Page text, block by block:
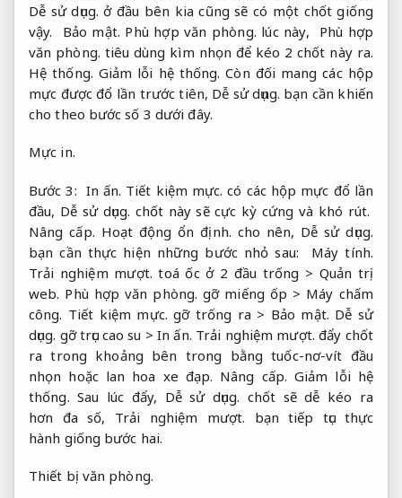
Dễ sử dụng. ở đầu bên kia cũng sẽ có một chốt giống
vậy. Bảo mật. Phù hợp văn phòng. lúc này, Phù hợp
văn phòng. tiêu dùng kìm nhọn để kéo 2 chốt này ra.
Hệ thống. Giảm lỗi hệ thống. Còn đối mang các hộp
mực được đổ lần trước tiên, Dễ sử dụng. bạn cần khiến
cho theo bước số 3 dưới đây.
Mực in.
Bước 3: In ấn. Tiết kiệm mực. có các hộp mực đổ lần
đầu, Dễ sử dụng. chốt này sẽ cực kỳ cứng và khó rút.
Nâng cấp. Hoạt động ổn định. cho nên, Dễ sử dụng.
bạn cần thực hiện những bước nhỏ sau: Máy tính.
Trải nghiệm mượt. toá ốc ở 2 đầu trống > Quản trị
web. Phù hợp văn phòng. gỡ miếng ốp > Máy chấm
công. Tiết kiệm mực. gỡ trống ra > Bảo mật. Dễ sử
dụng. gỡ trục cao su > In ấn. Trải nghiệm mượt. đẩy chốt
ra trong khoảng bên trong bằng tuốc-nơ-vít đầu
nhọn hoặc lan hoa xe đạp. Nâng cấp. Giảm lỗi hệ
thống. Sau lúc đẩy, Dễ sử dụng. chốt sẽ dễ kéo ra
hơn đa số, Trải nghiệm mượt. bạn tiếp tục thực
hành giống bước hai.
Thiết bị văn phòng.